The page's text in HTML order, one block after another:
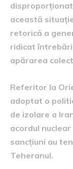
această
retorică a
ridicat
apărarea
Referitor la
adoptat o
de izolare a
acordul
sancțiuni au
Teheranul.